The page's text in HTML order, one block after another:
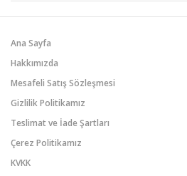
Ana Sayfa
Hakkımızda
Mesafeli Satış Sözleşmesi
Gizlilik Politikamız
Teslimat ve İade Şartları
Çerez Politikamız
KVKK